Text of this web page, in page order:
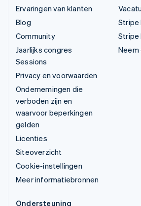
Ervaringen van klanten
Blog
Community
Jaarlijks congres
Sessions
Privacy en voorwaarden
Ondernemingen die
verboden zijn en
waarvoor beperkingen
gelden
Licenties
Siteoverzicht
Cookie-instellingen
Meer informatiebronnen
Stripe
Stripe
Ondersteuning